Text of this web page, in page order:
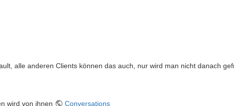
alle anderen Clients können das auch, nur wird man nicht danach
wird von ihnen
Conversations